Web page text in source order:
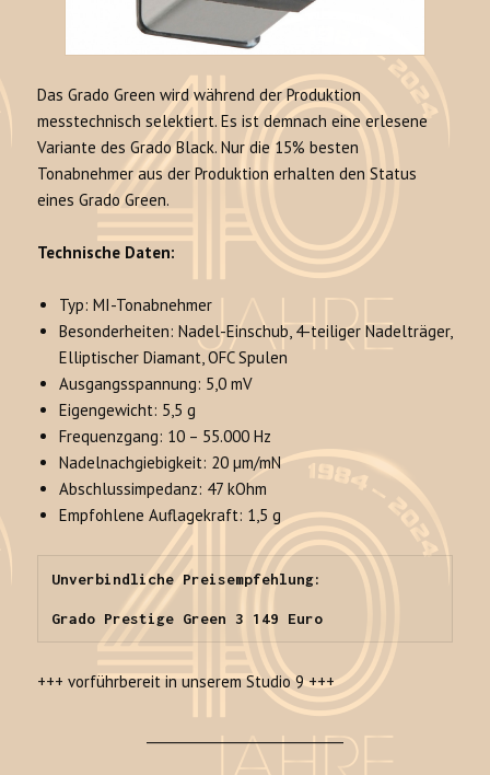
Das Grado Green wird während der Produktion
messtechnisch selektiert. Es ist demnach eine erlesene
Variante des Grado Black. Nur die 15% besten
Tonabnehmer aus der Produktion erhalten den Status
eines Grado Green.
Technische Daten:
Typ: MI-Tonabnehmer
Besonderheiten: Nadel-Einschub, 4-teiliger Nadelträger,
Elliptischer Diamant, OFC Spulen
Ausgangsspannung: 5,0 mV
Eigengewicht: 5,5 g
Frequenzgang: 10 – 55.000 Hz
Nadelnachgiebigkeit: 20 µm/mN
Abschlussimpedanz: 47 kOhm
Empfohlene Auflagekraft: 1,5 g
Unverbindliche Preisempfehlung:
Grado Prestige Green 3 149 Euro
+++ vorführbereit in unserem Studio 9 +++
______________________________